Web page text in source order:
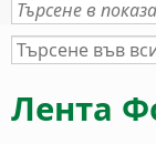
Лента